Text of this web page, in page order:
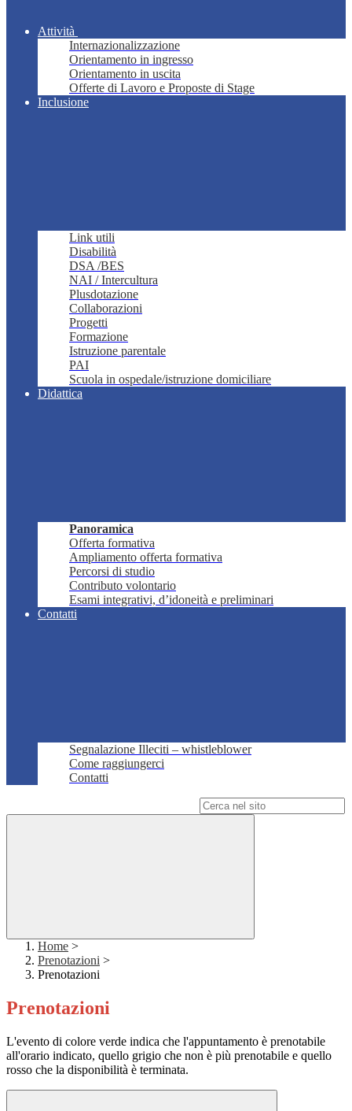
Attività
Internazionalizzazione
Orientamento in ingresso
Orientamento in uscita
Offerte di Lavoro e Proposte di Stage
Inclusione
Link utili
Disabilità
DSA /BES
NAI / Intercultura
Plusdotazione
Collaborazioni
Progetti
Formazione
Istruzione parentale
PAI
Scuola in ospedale/istruzione domiciliare
Didattica
Panoramica
Offerta formativa
Ampliamento offerta formativa
Percorsi di studio
Contributo volontario
Esami integrativi, d’idoneità e preliminari
Contatti
Segnalazione Illeciti – whistleblower
Come raggiungerci
Contatti
Home >
Prenotazioni >
Prenotazioni
Prenotazioni
L'evento di colore verde indica che l'appuntamento è prenotabile
all'orario indicato, quello grigio che non è più prenotabile e quello
rosso che la disponibilità è terminata.